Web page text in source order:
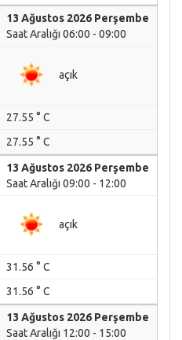
13 Ağustos 2026 Perşembe
Saat Aralığı 06:00 - 09:00
açık
27.55 ° C
27.55 ° C
13 Ağustos 2026 Perşembe
Saat Aralığı 09:00 - 12:00
açık
31.56 ° C
31.56 ° C
13 Ağustos 2026 Perşembe
Saat Aralığı 12:00 - 15:00